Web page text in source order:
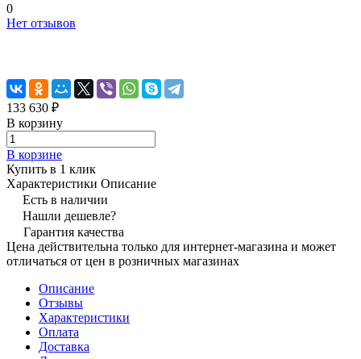
0
Нет отзывов
133 630 ₽
В корзину
В корзине
Купить в 1 клик
Характеристики Описание
Есть в наличии
Нашли дешевле?
Гарантия качества
Цена действительна только для интернет-магазина и может
отличаться от цен в розничных магазинах
Описание
Отзывы
Характеристики
Оплата
Доставка